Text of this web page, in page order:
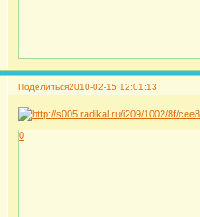
Поделиться2010-02-15 12:01:13
0